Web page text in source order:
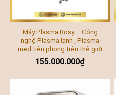
Máy Plasma Rosy – Công
nghệ Plasma lạnh , Plasma
med tiên phong trên thế giới
155.000.000₫